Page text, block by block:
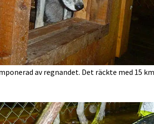
av regnandet. Det räckte med 15